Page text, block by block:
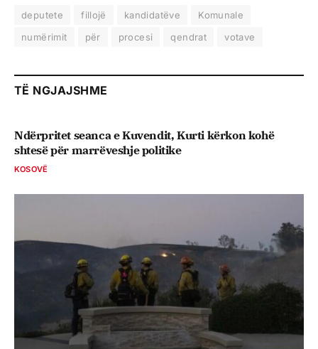
deputete fillojë kandidatëve
Komunale
numërimit
për procesi qendrat votave
TË NGJAJSHME
Ndërpritet seanca e Kuvendit, Kurti kërkon kohë
shtesë për marrëveshje politike
KOSOVË